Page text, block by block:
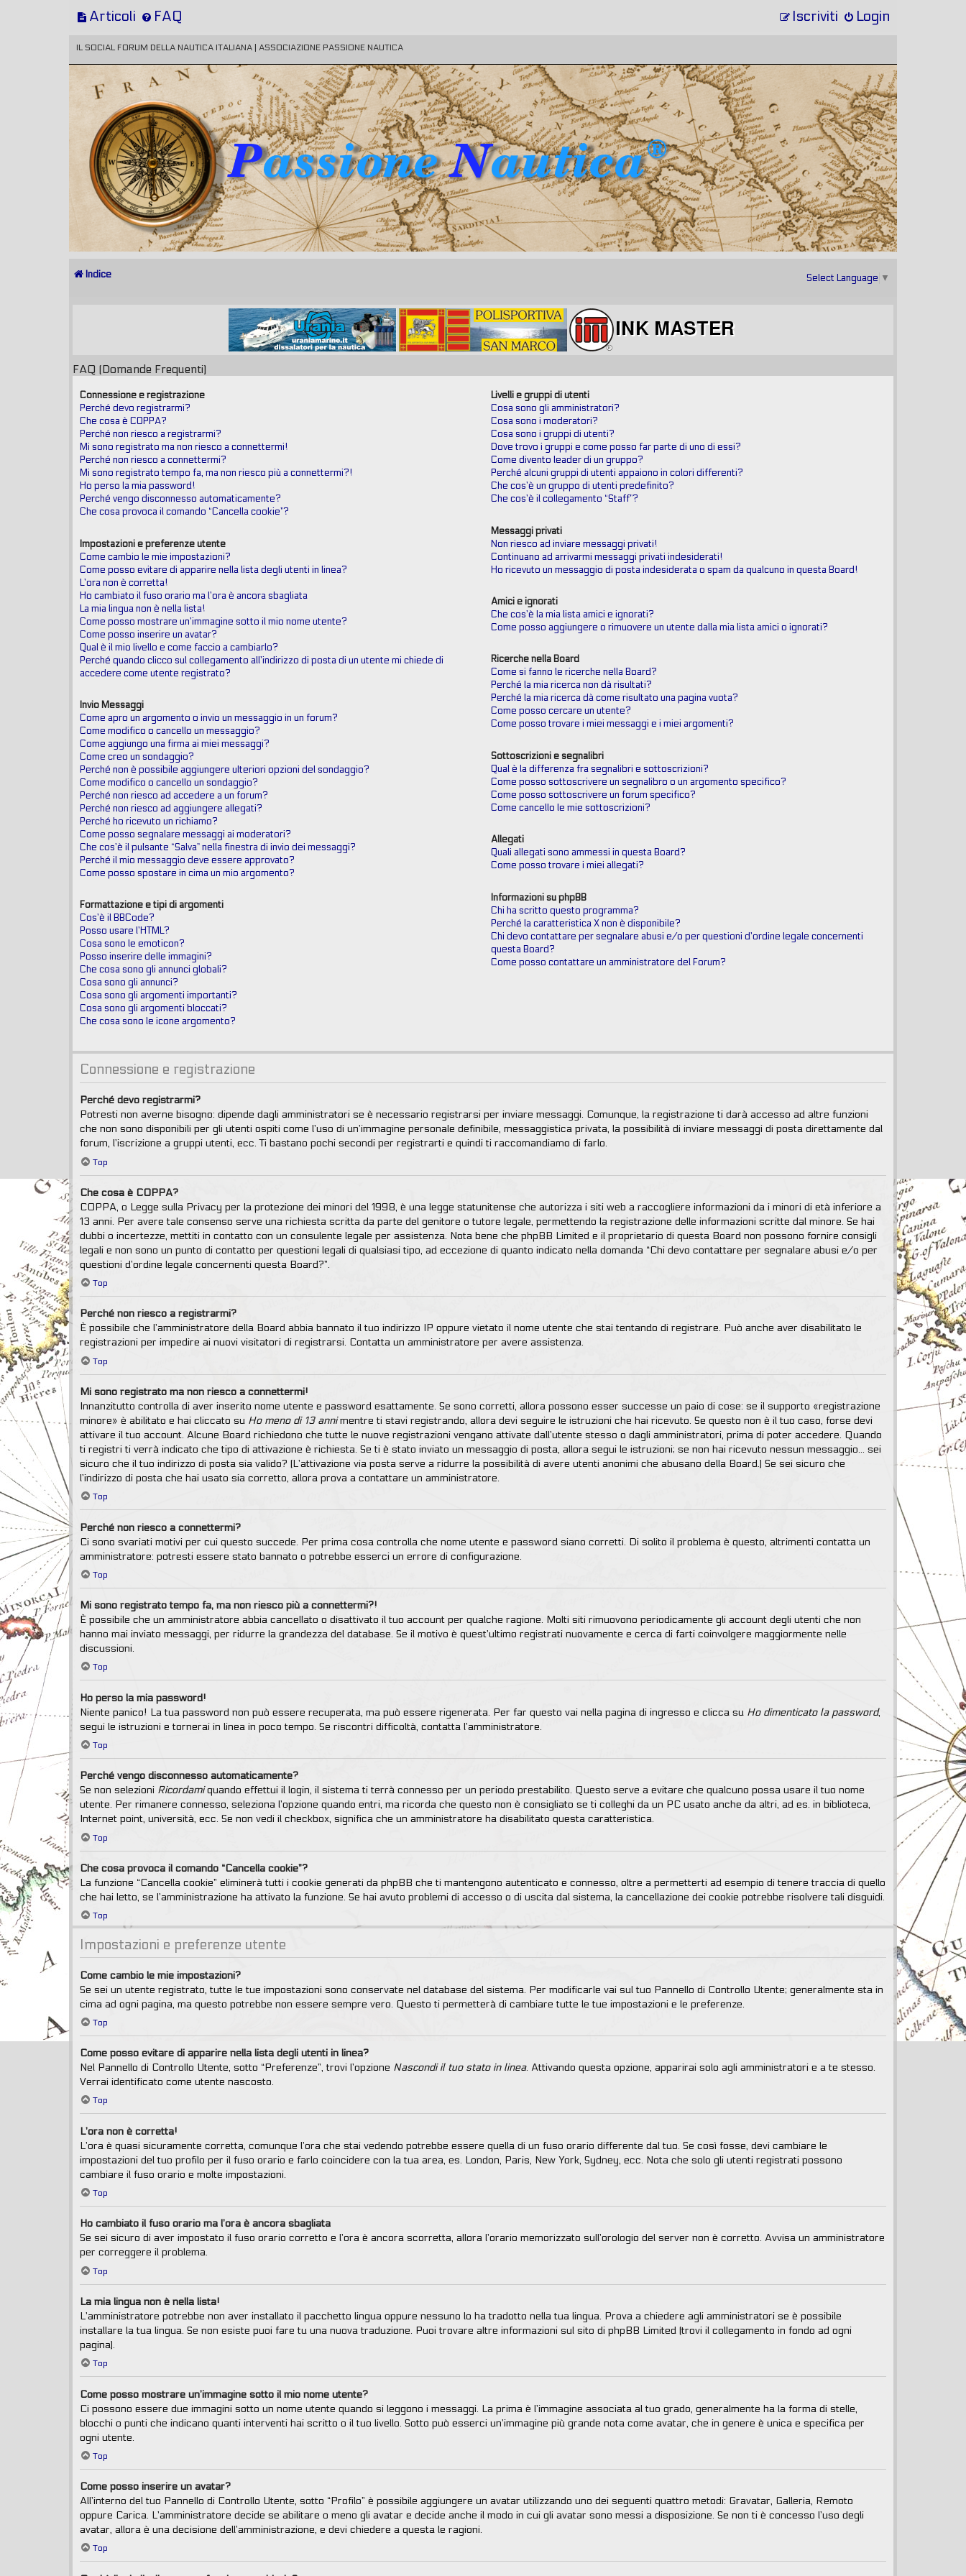
Articoli FAQ Login
Iscriviti
IL SOCIAL FORUM DELLA NAUTICA ITALIANA | ASSOCIAZIONE PASSIONE NAUTICA
Indice Select Language ▼
FAQ (Domande Frequenti)
Connessione e registrazione
Perché devo registrarmi?
Che cosa è COPPA?
Perché non riesco a registrarmi?
Mi sono registrato ma non riesco a connettermi!
Perché non riesco a connettermi?
Mi sono registrato tempo fa, ma non riesco più a connettermi?!
Ho perso la mia password!
Perché vengo disconnesso automaticamente?
Che cosa provoca il comando “Cancella cookie”?
Impostazioni e preferenze utente
Come cambio le mie impostazioni?
Come posso evitare di apparire nella lista degli utenti in linea?
L’ora non è corretta!
Ho cambiato il fuso orario ma l’ora è ancora sbagliata
La mia lingua non è nella lista!
Come posso mostrare un’immagine sotto il mio nome utente?
Come posso inserire un avatar?
Qual è il mio livello e come faccio a cambiarlo?
Perché quando clicco sul collegamento all’indirizzo di posta di un utente mi chiede di
accedere come utente registrato?
Invio Messaggi
Come apro un argomento o invio un messaggio in un forum?
Come modifico o cancello un messaggio?
Come aggiungo una firma ai miei messaggi?
Come creo un sondaggio?
Perché non è possibile aggiungere ulteriori opzioni del sondaggio?
Come modifico o cancello un sondaggio?
Perché non riesco ad accedere a un forum?
Perché non riesco ad aggiungere allegati?
Perché ho ricevuto un richiamo?
Come posso segnalare messaggi ai moderatori?
Che cos’è il pulsante “Salva” nella finestra di invio dei messaggi?
Perché il mio messaggio deve essere approvato?
Come posso spostare in cima un mio argomento?
Formattazione e tipi di argomenti
Cos’è il BBCode?
Posso usare l’HTML?
Cosa sono le emoticon?
Posso inserire delle immagini?
Che cosa sono gli annunci globali?
Cosa sono gli annunci?
Cosa sono gli argomenti importanti?
Cosa sono gli argomenti bloccati?
Che cosa sono le icone argomento?
Livelli e gruppi di utenti
Cosa sono gli amministratori?
Cosa sono i moderatori?
Cosa sono i gruppi di utenti?
Dove trovo i gruppi e come posso far parte di uno di essi?
Come divento leader di un gruppo?
Perché alcuni gruppi di utenti appaiono in colori differenti?
Che cos’è un gruppo di utenti predefinito?
Che cos’è il collegamento “Staff”?
Messaggi privati
Non riesco ad inviare messaggi privati!
Continuano ad arrivarmi messaggi privati indesiderati!
Ho ricevuto un messaggio di posta indesiderata o spam da qualcuno in questa Board!
Amici e ignorati
Che cos’è la mia lista amici e ignorati?
Come posso aggiungere o rimuovere un utente dalla mia lista amici o ignorati?
Ricerche nella Board
Come si fanno le ricerche nella Board?
Perché la mia ricerca non dà risultati?
Perché la mia ricerca dà come risultato una pagina vuota?
Come posso cercare un utente?
Come posso trovare i miei messaggi e i miei argomenti?
Sottoscrizioni e segnalibri
Qual è la differenza fra segnalibri e sottoscrizioni?
Come posso sottoscrivere un segnalibro o un argomento specifico?
Come posso sottoscrivere un forum specifico?
Come cancello le mie sottoscrizioni?
Allegati
Quali allegati sono ammessi in questa Board?
Come posso trovare i miei allegati?
Informazioni su phpBB
Chi ha scritto questo programma?
Perché la caratteristica X non è disponibile?
Chi devo contattare per segnalare abusi e/o per questioni d’ordine legale concernenti
questa Board?
Come posso contattare un amministratore del Forum?
Connessione e registrazione
Perché devo registrarmi?
Potresti non averne bisogno: dipende dagli amministratori se è necessario registrarsi per inviare messaggi. Comunque, la registrazione ti darà accesso ad altre funzioni
che non sono disponibili per gli utenti ospiti come l’uso di un’immagine personale definibile, messaggistica privata, la possibilità di inviare messaggi di posta direttamente dal
forum, l’iscrizione a gruppi utenti, ecc. Ti bastano pochi secondi per registrarti e quindi ti raccomandiamo di farlo.
Top
Che cosa è COPPA?
COPPA, o Legge sulla Privacy per la protezione dei minori del 1998, è una legge statunitense che autorizza i siti web a raccogliere informazioni da i minori di età inferiore a
13 anni. Per avere tale consenso serve una richiesta scritta da parte del genitore o tutore legale, permettendo la registrazione delle informazioni scritte dal minore. Se hai
dubbi o incertezze, mettiti in contatto con un consulente legale per assistenza. Nota bene che phpBB Limited e il proprietario di questa Board non possono fornire consigli
legali e non sono un punto di contatto per questioni legali di qualsiasi tipo, ad eccezione di quanto indicato nella domanda “Chi devo contattare per segnalare abusi e/o per
questioni d’ordine legale concernenti questa Board?”.
Top
Perché non riesco a registrarmi?
È possibile che l’amministratore della Board abbia bannato il tuo indirizzo IP oppure vietato il nome utente che stai tentando di registrare. Può anche aver disabilitato le
registrazioni per impedire ai nuovi visitatori di registrarsi. Contatta un amministratore per avere assistenza.
Top
Mi sono registrato ma non riesco a connettermi!
Innanzitutto controlla di aver inserito nome utente e password esattamente. Se sono corretti, allora possono esser successe un paio di cose: se il supporto «registrazione
minore» è abilitato e hai cliccato su Ho meno di 13 annimentre ti stavi registrando, allora devi seguire le istruzioni che hai ricevuto. Se questo non è il tuo caso, forse devi
attivare il tuo account. Alcune Board richiedono che tutte le nuove registrazioni vengano attivate dall’utente stesso o dagli amministratori, prima di poter accedere. Quando
ti registri ti verrà indicato che tipo di attivazione è richiesta. Se ti è stato inviato un messaggio di posta, allora segui le istruzioni; se non hai ricevuto nessun messaggio... sei
sicuro che il tuo indirizzo di posta sia valido? (L’attivazione via posta serve a ridurre la possibilità di avere utenti anonimi che abusano della Board.) Se sei sicuro che
l’indirizzo di posta che hai usato sia corretto, allora prova a contattare un amministratore.
Top
Perché non riesco a connettermi?
Ci sono svariati motivi per cui questo succede. Per prima cosa controlla che nome utente e password siano corretti. Di solito il problema è questo, altrimenti contatta un
amministratore: potresti essere stato bannato o potrebbe esserci un errore di configurazione.
Top
Mi sono registrato tempo fa, ma non riesco più a connettermi?!
È possibile che un amministratore abbia cancellato o disattivato il tuo account per qualche ragione. Molti siti rimuovono periodicamente gli account degli utenti che non
hanno mai inviato messaggi, per ridurre la grandezza del database. Se il motivo è quest’ultimo registrati nuovamente e cerca di farti coinvolgere maggiormente nelle
discussioni.
Top
Ho perso la mia password!
Niente panico! La tua password non può essere recuperata, ma può essere rigenerata. Per far questo vai nella pagina di ingresso e clicca su Ho dimenticato la password,
segui le istruzioni e tornerai in linea in poco tempo. Se riscontri difficoltà, contatta l’amministratore.
Top
Perché vengo disconnesso automaticamente?
Se non selezioni Ricordamiquando effettui il login, il sistema ti terrà connesso per un periodo prestabilito. Questo serve a evitare che qualcuno possa usare il tuo nome
utente. Per rimanere connesso, seleziona l’opzione quando entri, ma ricorda che questo non è consigliato se ti colleghi da un PC usato anche da altri, ad es. in biblioteca,
Internet point, università, ecc. Se non vedi il checkbox, significa che un amministratore ha disabilitato questa caratteristica.
Top
Che cosa provoca il comando “Cancella cookie”?
La funzione “Cancella cookie” eliminerà tutti i cookie generati da phpBB che ti mantengono autenticato e connesso, oltre a permetterti ad esempio di tenere traccia di quello
che hai letto, se l’amministrazione ha attivato la funzione. Se hai avuto problemi di accesso o di uscita dal sistema, la cancellazione dei cookie potrebbe risolvere tali disguidi.
Top
Impostazioni e preferenze utente
Come cambio le mie impostazioni?
Se sei un utente registrato, tutte le tue impostazioni sono conservate nel database del sistema. Per modificarle vai sul tuo Pannello di Controllo Utente; generalmente sta in
cima ad ogni pagina, ma questo potrebbe non essere sempre vero. Questo ti permetterà di cambiare tutte le tue impostazioni e le preferenze.
Top
Come posso evitare di apparire nella lista degli utenti in linea?
Nel Pannello di Controllo Utente, sotto “Preferenze”, trovi l’opzione Nascondi il tuo stato in linea. Attivando questa opzione, apparirai solo agli amministratori e a te stesso.
Verrai identificato come utente nascosto.
Top
L’ora non è corretta!
L’ora è quasi sicuramente corretta, comunque l’ora che stai vedendo potrebbe essere quella di un fuso orario differente dal tuo. Se così fosse, devi cambiare le
impostazioni del tuo profilo per il fuso orario e farlo coincidere con la tua area, es. London, Paris, New York, Sydney, ecc. Nota che solo gli utenti registrati possono
cambiare il fuso orario e molte impostazioni.
Top
Ho cambiato il fuso orario ma l’ora è ancora sbagliata
Se sei sicuro di aver impostato il fuso orario corretto e l’ora è ancora scorretta, allora l’orario memorizzato sull’orologio del server non è corretto. Avvisa un amministratore
per correggere il problema.
Top
La mia lingua non è nella lista!
L’amministratore potrebbe non aver installato il pacchetto lingua oppure nessuno lo ha tradotto nella tua lingua. Prova a chiedere agli amministratori se è possibile
installare la tua lingua. Se non esiste puoi fare tu una nuova traduzione. Puoi trovare altre informazioni sul sito di phpBB Limited (trovi il collegamento in fondo ad ogni
pagina).
Top
Come posso mostrare un’immagine sotto il mio nome utente?
Ci possono essere due immagini sotto un nome utente quando si leggono i messaggi. La prima è l’immagine associata al tuo grado, generalmente ha la forma di stelle,
blocchi o punti che indicano quanti interventi hai scritto o il tuo livello. Sotto può esserci un’immagine più grande nota come avatar, che in genere è unica e specifica per
ogni utente.
Top
Come posso inserire un avatar?
All’interno del tuo Pannello di Controllo Utente, sotto “Profilo” è possibile aggiungere un avatar utilizzando uno dei seguenti quattro metodi: Gravatar, Galleria, Remoto
oppure Carica. L’amministratore decide se abilitare o meno gli avatar e decide anche il modo in cui gli avatar sono messi a disposizione. Se non ti è concesso l’uso degli
avatar, allora è una decisione dell’amministrazione, e devi chiedere a questa le ragioni.
Top